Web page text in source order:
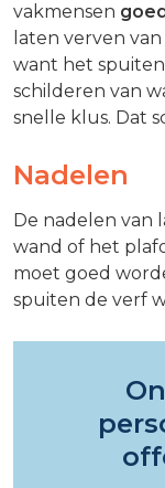
vakmensen
laten verven
want het
schilderen van
snelle klus. Dat
Nadelen
De nadelen van
wand of het
moet goed
spuiten de verf